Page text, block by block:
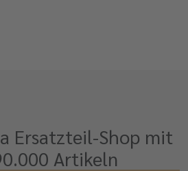
Ersatzteil-Shop mit
Artikeln